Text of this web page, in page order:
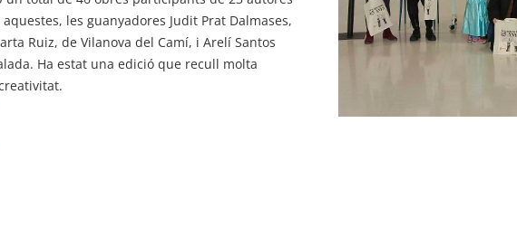
les guanyadores Judit Prat Dalmases,
Ruiz, de Vilanova del Camí, i Arelí Santos
Ha estat una edició que recull molta